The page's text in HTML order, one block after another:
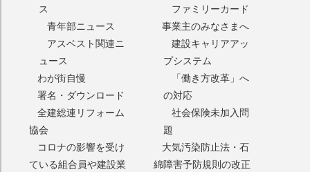
ス
青年部ニュース
アスベスト関連ニ
ュース
わが街自慢
署名・ダウンロード
全建総連リフォーム
協会
コロナの影響を受け
ている組合員や建設業
ファミリーカード
事業主のみなさまへ
建設キャリアアッ
プシステム
「働き方改革」へ
の対応
社会保険未加入問
題
大気汚染防止法・石
綿障害予防規則の改正